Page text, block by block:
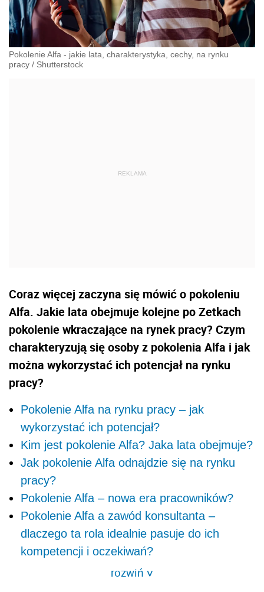
Pokolenie Alfa - jakie lata, charakterystyka, cechy, na rynku
pracy / Shutterstock
Coraz więcej zaczyna się mówić o pokoleniu
Alfa. Jakie lata obejmuje kolejne po Zetkach
pokolenie wkraczające na rynek pracy? Czym
charakteryzują się osoby z pokolenia Alfa i jak
można wykorzystać ich potencjał na rynku
pracy?
Pokolenie Alfa na rynku pracy – jak
wykorzystać ich potencjał?
Kim jest pokolenie Alfa? Jaka lata obejmuje?
Jak pokolenie Alfa odnajdzie się na rynku
pracy?
Pokolenie Alfa – nowa era pracowników?
Pokolenie Alfa a zawód konsultanta –
dlaczego ta rola idealnie pasuje do ich
kompetencji i oczekiwań?
rozwiń>